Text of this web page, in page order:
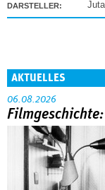
DARSTELLER:
AKTUELLES
06.08.2026